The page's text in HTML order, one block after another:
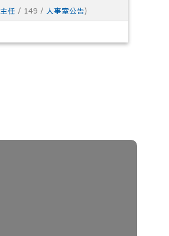
任 / 149 / 人事室公告)